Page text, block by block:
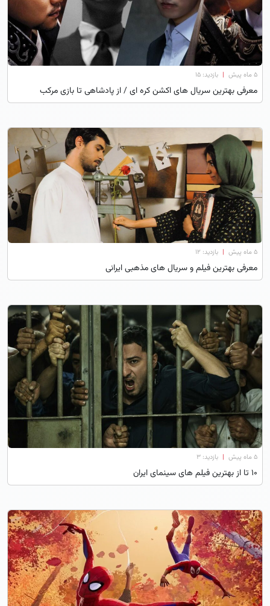
۵ ماه پیش | بازدید: 15
معرفی بهترین سریال های اکشن کره ای / از پادشاهی تا بازی مرکب
۵ ماه پیش | بازدید: 12
معرفی بهترین فیلم و سریال های مذهبی ایرانی
۵ ماه پیش | بازدید: 3
10 تا از بهترین فیلم های سینمای ایران